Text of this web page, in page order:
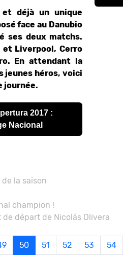
et déjà un unique
face au Danubio
ses deux matchs.
et Liverpool, Cerro
En attendant la
jeunes héros, voici
journée.
Nacional
la saison
champion !
départ de Nicolás Olivera
50 51 52 53 54